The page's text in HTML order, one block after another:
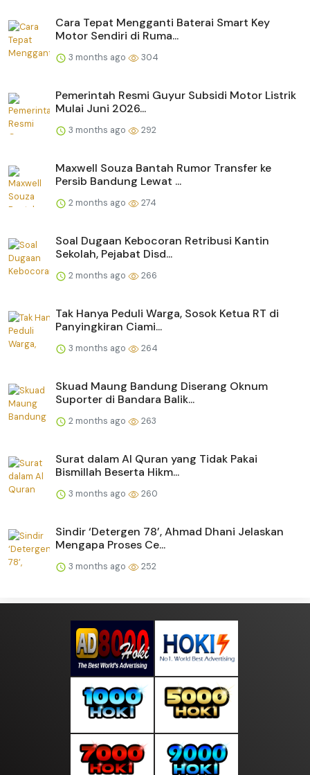
Cara Tepat Mengganti Baterai Smart Key
Motor Sendiri di Ruma...
3 months ago 304
Pemerintah Resmi Guyur Subsidi Motor Listrik
Mulai Juni 2026...
3 months ago 292
Maxwell Souza Bantah Rumor Transfer ke
Persib Bandung Lewat ...
2 months ago 274
Soal Dugaan Kebocoran Retribusi Kantin
Sekolah, Pejabat Disd...
2 months ago 266
Tak Hanya Peduli Warga, Sosok Ketua RT di
Panyingkiran Ciami...
3 months ago 264
Skuad Maung Bandung Diserang Oknum
Suporter di Bandara Balik...
2 months ago 263
Surat dalam Al Quran yang Tidak Pakai
Bismillah Beserta Hikm...
3 months ago 260
Sindir ‘Detergen 78’, Ahmad Dhani Jelaskan
Mengapa Proses Ce...
3 months ago 252